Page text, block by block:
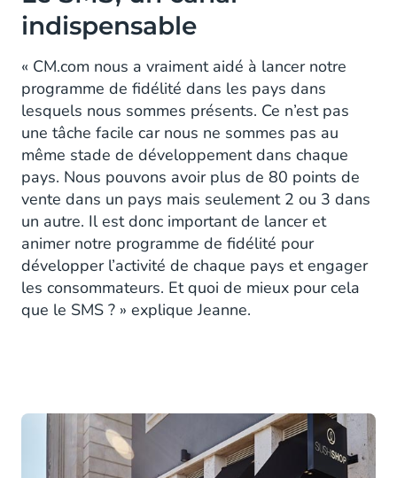
indispensable
« CM.com nous a vraiment aidé à lancer notre
programme de fidélité dans les pays dans
lesquels nous sommes présents. Ce n’est pas
une tâche facile car nous ne sommes pas au
même stade de développement dans chaque
pays. Nous pouvons avoir plus de 80 points de
vente dans un pays mais seulement 2 ou 3 dans
un autre. Il est donc important de lancer et
animer notre programme de fidélité pour
développer l’activité de chaque pays et engager
les consommateurs. Et quoi de mieux pour cela
que le SMS ? » explique Jeanne.